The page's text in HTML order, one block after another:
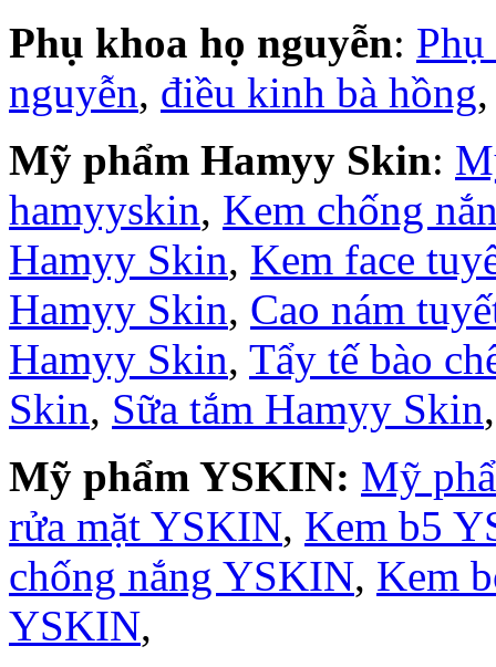
Phụ khoa họ nguyễn:
nguyễn, điều kinh bà hồng
Mỹ phẩm Hamyy Skin:
hamyyskin, Kem chống
Hamyy Skin, Kem face
Hamyy Skin, Cao nám
Hamyy Skin, Tẩy tế bào
Skin, Sữa tắm Hamyy Skin
Mỹ phẩm YSKIN: Mỹ
rửa mặt YSKIN, Kem b5
chống nắng YSKIN, Kem
YSKIN,